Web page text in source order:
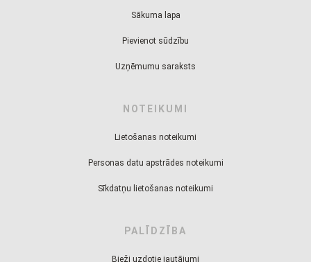
Sākuma lapa
Pievienot sūdzību
Uzņēmumu saraksts
NOTEIKUMI
Lietošanas noteikumi
Personas datu apstrādes noteikumi
Sīkdatņu lietošanas noteikumi
PALĪDZĪBA
Bieži uzdotie jautājumi